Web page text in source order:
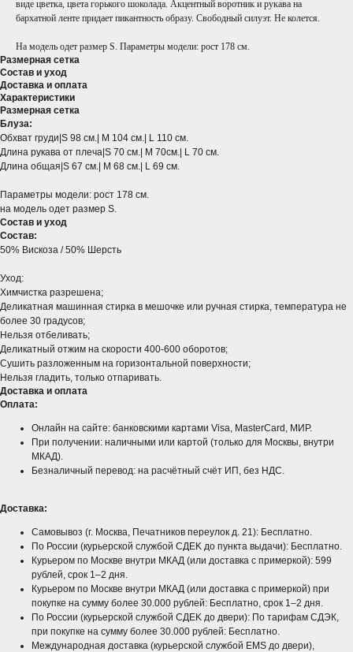
виде цветка, цвета горького шоколада. Акцентный воротник и рукава на
бархатной ленте придает пикантность образу. Свободный силуэт. Не колется.
На модель одет размер S. Параметры модели: рост 178 см.
Размерная сетка
Состав и уход
Доставка и оплата
Характеристики
Размерная сетка
Блуза:
Обхват груди|S 98 см.| M 104 см.| L 110 см.
Длина рукава от плеча|S 70 см.| M 70см.| L 70 см.
Длина общая|S 67 см.| M 68 см.| L 69 см.
Параметры модели: рост 178 см.
на модель одет размер S.
Состав и уход
Состав:​
50% Вискоза / 50% Шерсть
Уход:​
Химчистка разрешена;
Деликатная машинная стирка в мешочке или ручная стирка, температура не
более 30 градусов;
Нельзя отбеливать;
Деликатный отжим на скорости 400-600 оборотов;
Сушить разложенным на горизонтальной поверхности;
Нельзя гладить, только отпаривать.
Доставка и оплата
Оплата:​
Онлайн на сайте: банковскими картами Visa, MasterCard, МИР.​
При получении: наличными или картой (только для Москвы, внутри
МКАД).
Безналичный перевод: на расчётный счёт ИП, без НДС.
Доставка:​
Самовывоз (г. Москва, Печатников переулок д. 21): Бесплатно.
По России (курьерской службой CДEK до пункта выдачи): Бесплатно.
Курьером по Москве внутри МКАД (или доставка с примеркой): 599
рублей, срок 1–2 дня.​
Курьером по Москве внутри МКАД (или доставка с примеркой) при
покупке на сумму более 30.000 рублей: Бесплатно, срок 1–2 дня.
По России (курьерской службой CДEK до двери): По тарифам СДЭК,
при покупке на сумму более 30.000 рублей: Бесплатно.
Международная доставка (курьерской службой EMS до двери),